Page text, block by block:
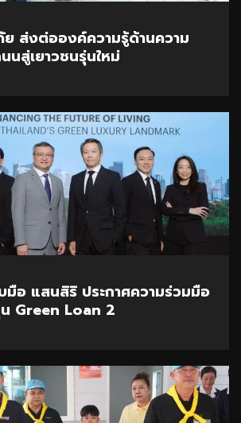
ย ส่งต่อองค์ความรู้ด้านความ
สู่เยาวชนรุ่นใหม่
อ แสนสิริ ประกาศความร่วมมือ
Green Loan 2